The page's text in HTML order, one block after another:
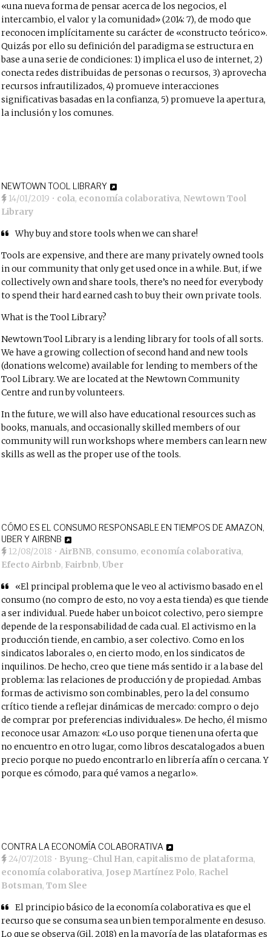
«una nueva forma de pensar acerca de los negocios, el
intercambio, el valor y la comunidad» (2014: 7), de modo que
reconocen implícitamente su carácter de «constructo teórico».
Quizás por ello su definición del paradigma se estructura en
base a una serie de condiciones: 1) implica el uso de internet, 2)
conecta redes distribuidas de personas o recursos, 3) aprovecha
recursos infrautilizados, 4) promueve interacciones
significativas basadas en la confianza, 5) promueve la apertura,
la inclusión y los comunes.
NEWTOWN TOOL LIBRARY
14/01/2019 • cola, economía colaborativa, Newtown Tool
Library
Why buy and store tools when we can share!
Tools are expensive, and there are many privately owned tools
in our community that only get used once in a while. But, if we
collectively own and share tools, there’s no need for everybody
to spend their hard earned cash to buy their own private tools.
What is the Tool Library?
Newtown Tool Library is a lending library for tools of all sorts.
We have a growing collection of second hand and new tools
(donations welcome) available for lending to members of the
Tool Library. We are located at the Newtown Community
Centre and run by volunteers.
In the future, we will also have educational resources such as
books, manuals, and occasionally skilled members of our
community will run workshops where members can learn new
skills as well as the proper use of the tools.
CÓMO ES EL CONSUMO RESPONSABLE EN TIEMPOS DE AMAZON,
UBER Y AIRBNB
12/08/2018 •AirBNB, consumo, economía colaborativa,
Efecto Airbnb, Fairbnb,Uber
«El principal problema que le veo al activismo basado en el
consumo (no compro de esto, no voy a esta tienda) es que tiende
a ser individual. Puede haber un boicot colectivo, pero siempre
depende de la responsabilidad de cada cual. El activismo en la
producción tiende, en cambio, a ser colectivo. Como en los
sindicatos laborales o, en cierto modo, en los sindicatos de
inquilinos. De hecho, creo que tiene más sentido ir a la base del
problema: las relaciones de producción y de propiedad. Ambas
formas de activismo son combinables, pero la del consumo
crítico tiende a reflejar dinámicas de mercado: compro o dejo
de comprar por preferencias individuales». De hecho, él mismo
reconoce usar Amazon: «Lo uso porque tienen una oferta que
no encuentro en otro lugar, como libros descatalogados a buen
precio porque no puedo encontrarlo en librería afín o cercana. Y
porque es cómodo, para qué vamos a negarlo».
CONTRA LA ECONOMÍA COLABORATIVA
24/07/2018 • Byung-Chul Han, capitalismo de plataforma,
economía colaborativa, Josep Martínez Polo, Rachel
Botsman,Tom Slee
El principio básico de la economía colaborativa es que el
recurso que se consuma sea un bien temporalmente en desuso.
Lo que se observa (Gil, 2018) en la mayoría de las plataformas es